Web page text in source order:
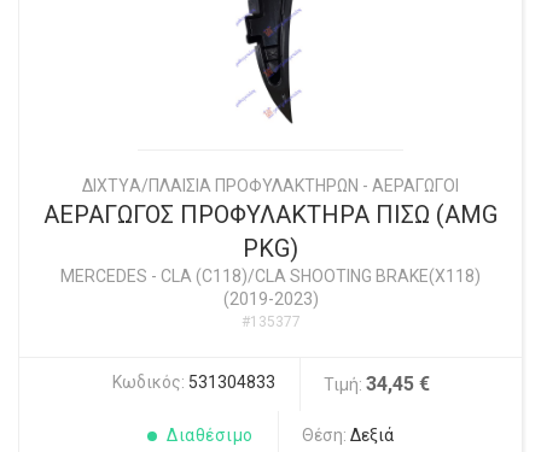
ΔΙΧΤYΑ/ΠΛΑΙΣΙΑ ΠΡΟΦΥΛΑΚΤΗΡΩΝ - ΑΕΡΑΓΩΓΟΙ
ΑΕΡΑΓΩΓΟΣ ΠΡΟΦΥΛΑΚΤΗΡΑ ΠΙΣΩ (AMG
PKG)
MERCEDES - CLA (C118)/CLA SHOOTING BRAKE(X118)
(2019-2023)
#135377
Κωδικός: 531304833 Τιμή: 34,45 €
Διαθέσιμο Θέση: Δεξιά